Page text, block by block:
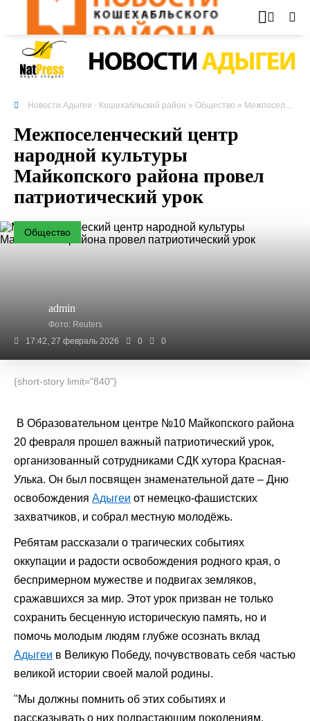
Новости Адыгеи - Кошехабльский район » Общество » Межпоселенческий центр народной культуры Майкопского района провел патриотический урок
Межпоселенческий центр
народной культуры
Майкопского района провел
патриотический урок
Общество
admin
Фото: Reuters
17:42, 27 февраль 2026
0 0
{short-story limit="840"}
В Образовательном центре №10 Майкопского района
20 февраля прошел важный патриотический урок,
организованный сотрудниками СДК хутора Красная-
Улька. Он был посвящен знаменательной дате – Дню
освобождения Адыгеи от немецко-фашистских
захватчиков, и собрал местную молодёжь.
Ребятам рассказали о трагических событиях
оккупации и радости освобождения родного края, о
беспримерном мужестве и подвигах земляков,
сражавшихся за мир. Этот урок призван не только
сохранить бесценную историческую память, но и
помочь молодым людям глубже осознать вклад
Адыгеи в Великую Победу, почувствовать себя частью
великой истории своей малой родины.
"Мы должны помнить об этих событиях и
рассказывать о них подрастающим поколениям.